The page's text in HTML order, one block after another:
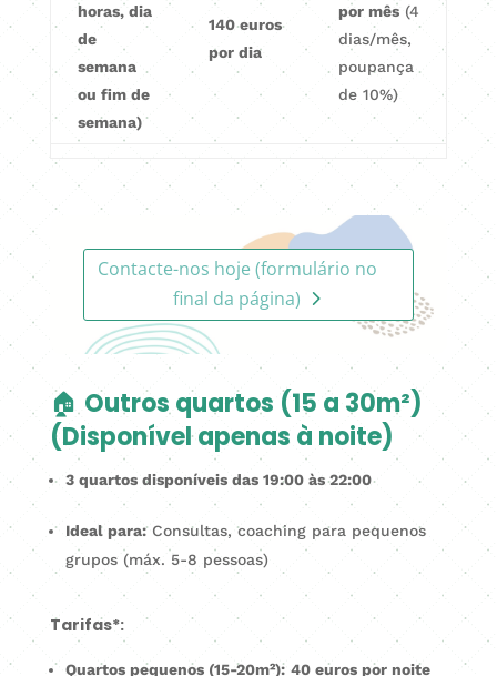
horas, dia
de
semana
ou fim de
semana)
140 euros
por dia
por mês(4
dias/mês,
poupança
de 10%)
Contacte-nos hoje (formulário no
final da página)
🏠Outros quartos (15 a 30m²)
(Disponível apenas à noite)
3 quartos disponíveis das 19:00 às 22:00
Ideal para:Consultas, coaching para pequenos
grupos (máx. 5-8 pessoas)
Tarifas*:
Quartos pequenos (15-20m²): 40 euros por noite